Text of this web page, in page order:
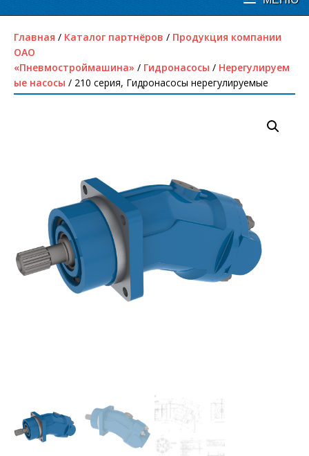
Главная / Каталог партнёров / Продукция компании
ОАО
«Пневмостроймашина» / Гидронасосы / Нерегулируем
ые насосы / 210 серия, Гидронасосы нерегулируемые